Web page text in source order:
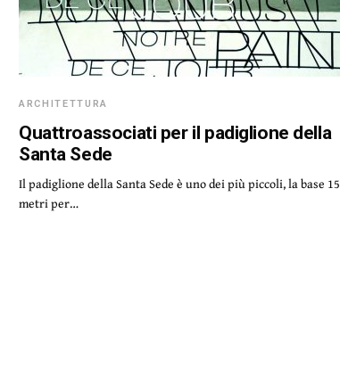
ARCHITETTURA
Quattroassociati per il padiglione della
Santa Sede
Il padiglione della Santa Sede è uno dei più piccoli, la base 15
metri per…